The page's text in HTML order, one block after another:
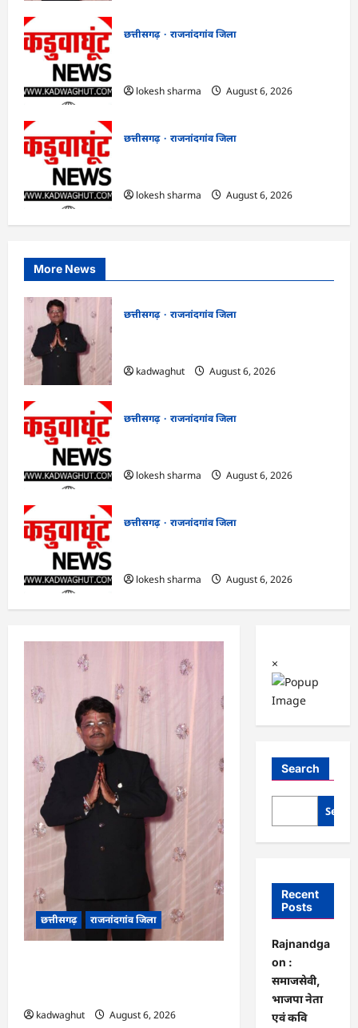
छत्तीसगढ़
राजनांदगांव जिला
lokesh sharma
August 6, 2026
छत्तीसगढ़
राजनांदगांव जिला
lokesh sharma
August 6, 2026
More News
छत्तीसगढ़
राजनांदगांव जिला
kadwaghut
August 6, 2026
छत्तीसगढ़
राजनांदगांव जिला
lokesh sharma
August 6, 2026
छत्तीसगढ़
राजनांदगांव जिला
lokesh sharma
August 6, 2026
छत्तीसगढ़ राजनांदगांव जिला
kadwaghut
August 6, 2026
×
Search
Recent
Posts
Rajnandga
on :
समाजसेवी,
भाजपा नेता
एवं कवि